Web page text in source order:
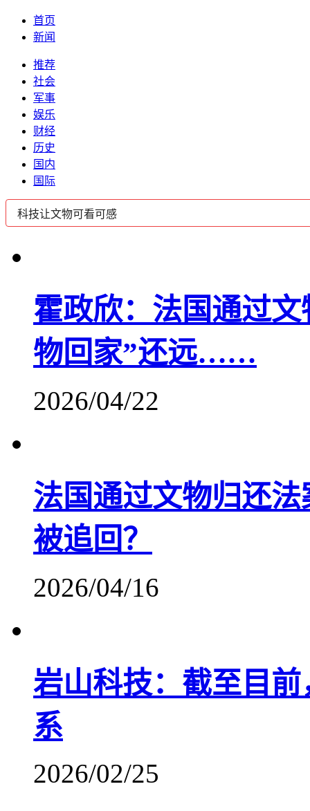
首页
新闻
推荐
社会
军事
娱乐
财经
历史
国内
国际
霍政欣：法国通过
物回家”还远……
2026/04/22
法国通过文物归还
被追回？
2026/04/16
岩山科技：截至目
系
2026/02/25